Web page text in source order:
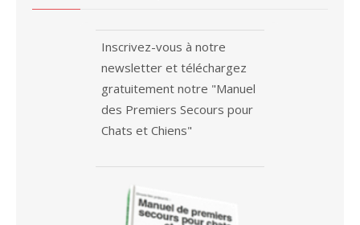
Inscrivez-vous à notre
newsletter et téléchargez
gratuitement notre "Manuel
des Premiers Secours pour
Chats et Chiens"